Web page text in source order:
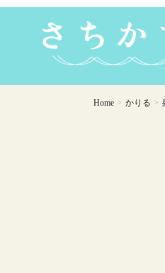
Home > かりる >